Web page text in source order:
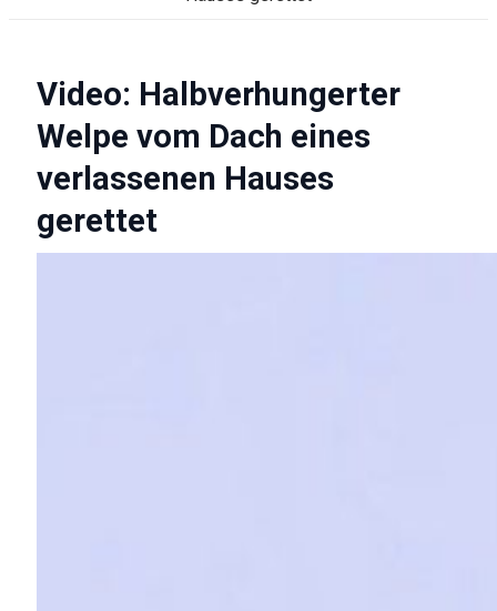
Video: Halbverhungerter
Welpe vom Dach eines
verlassenen Hauses
gerettet